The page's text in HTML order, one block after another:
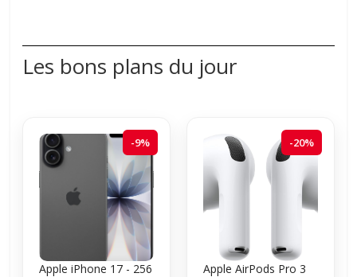
Les bons plans du jour
-9%
Apple iPhone 17 - 256
-20%
Apple AirPods Pro 3